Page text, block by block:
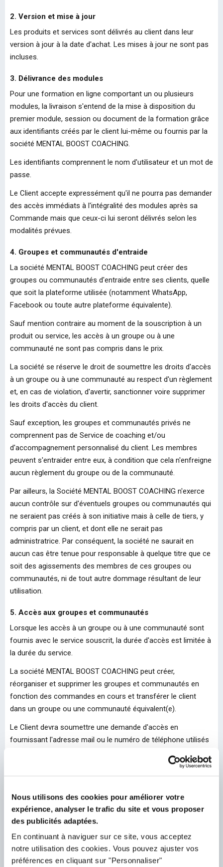
Nous utilisons des cookies pour améliorer votre
expérience, analyser le trafic du site et vous proposer
des publicités adaptées.
En continuant à naviguer sur ce site, vous acceptez
notre utilisation des cookies. Vous pouvez ajuster vos
préférences en cliquant sur "Personnaliser"
2. Version et mise à jour
Les produits et services sont délivrés au client dans leur
version à jour à la date d'achat. Les mises à jour ne sont pas
incluses.
3. Délivrance des modules
Pour une formation en ligne comportant un ou plusieurs
modules, la livraison s'entend de la mise à disposition du
premier module, session ou document de la formation grâce
aux identifiants créés par le client lui-même ou fournis par la
société MENTAL BOOST COACHING.
Les identifiants comprennent le nom d'utilisateur et un mot de
passe.
Le Client accepte expressément qu'il ne pourra pas demander
des accès immédiats à l'intégralité des modules après sa
Commande mais que ceux-ci lui seront délivrés selon les
modalités prévues.
4. Groupes et communautés d'entraide
La société MENTAL BOOST COACHING peut créer des
groupes ou communautés d'entraide entre ses clients, quelle
que soit la plateforme utilisée (notamment WhatsApp,
Facebook ou toute autre plateforme équivalente).
Sauf mention contraire au moment de la souscription à un
produit ou service, les accès à un groupe ou à une
communauté ne sont pas compris dans le prix.
La société se réserve le droit de soumettre les droits d'accès
à un groupe ou à une communauté au respect d'un règlement
et, en cas de violation, d'avertir, sanctionner voire supprimer
les droits d'accès du client.
Sauf exception, les groupes et communautés privés ne
comprennent pas de Service de coaching et/ou
d'accompagnement personnalisé du client. Les membres
peuvent s'entraider entre eux, à condition que cela n'enfreigne
aucun règlement du groupe ou de la communauté.
Par ailleurs, la Société MENTAL BOOST COACHING n'exerce
aucun contrôle sur d'éventuels groupes ou communautés qui
ne seraient pas créés à son initiative mais à celle de tiers, y
compris par un client, et dont elle ne serait pas
administratrice. Par conséquent, la société ne saurait en
aucun cas être tenue pour responsable à quelque titre que ce
soit des agissements des membres de ces groupes ou
communautés, ni de tout autre dommage résultant de leur
utilisation.
5. Accès aux groupes et communautés
Lorsque les accès à un groupe ou à une communauté sont
fournis avec le service souscrit, la durée d'accès est limitée à
la durée du service.
La société MENTAL BOOST COACHING peut créer,
réorganiser et supprimer les groupes et communautés en
fonction des commandes en cours et transférer le client
dans un groupe ou une communauté équivalent(e).
Le Client devra soumettre une demande d'accès en
fournissant l'adresse mail ou le numéro de téléphone utilisés
traitée dans un délai d'une semaine maximum. En cas de
refus, le client est invité à envoyer à nouveau une demande en
coordonnées.
ARTICLE 6. DURÉE DU SERVICE
1. Durée spécifiée dans l'offre